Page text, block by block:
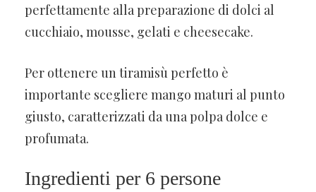
perfettamente alla preparazione di dolci al
cucchiaio, mousse, gelati e cheesecake.
Per ottenere un tiramisù perfetto è
importante scegliere mango maturi al punto
giusto, caratterizzati da una polpa dolce e
profumata.
Ingredienti per 6 persone